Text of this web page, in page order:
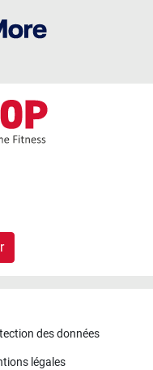
des données
légales